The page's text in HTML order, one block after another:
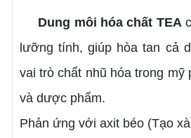
Dung môi hóa chất TEA
lưỡng tính, giúp hòa tan cả
vai trò chất nhũ hóa trong mỹ
và dược phẩm.
Phản ứng với axit béo (Tạo